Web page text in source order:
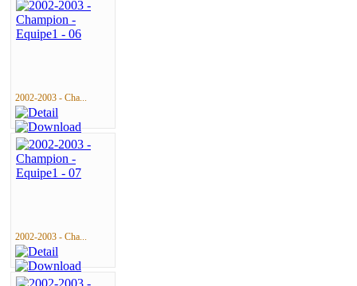
2002-2003 - Cha...
2002-2003 - Cha...